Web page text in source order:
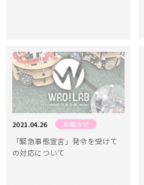
2021.04.26 お知らせ
「緊急事態宣言」発令を受けて
の対応について